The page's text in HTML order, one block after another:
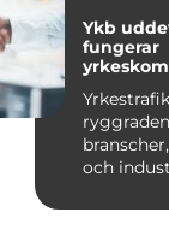
Ykb
fungerar
och
sektor....